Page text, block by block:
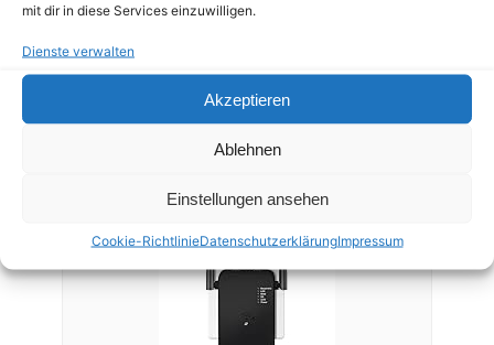
mit dir in diese Services einzuwilligen.
Dienste verwalten
Akzeptieren
Ablehnen
Einstellungen ansehen
Cookie-RichtlinieDatenschutzerklärungImpressum
39,00 EUR